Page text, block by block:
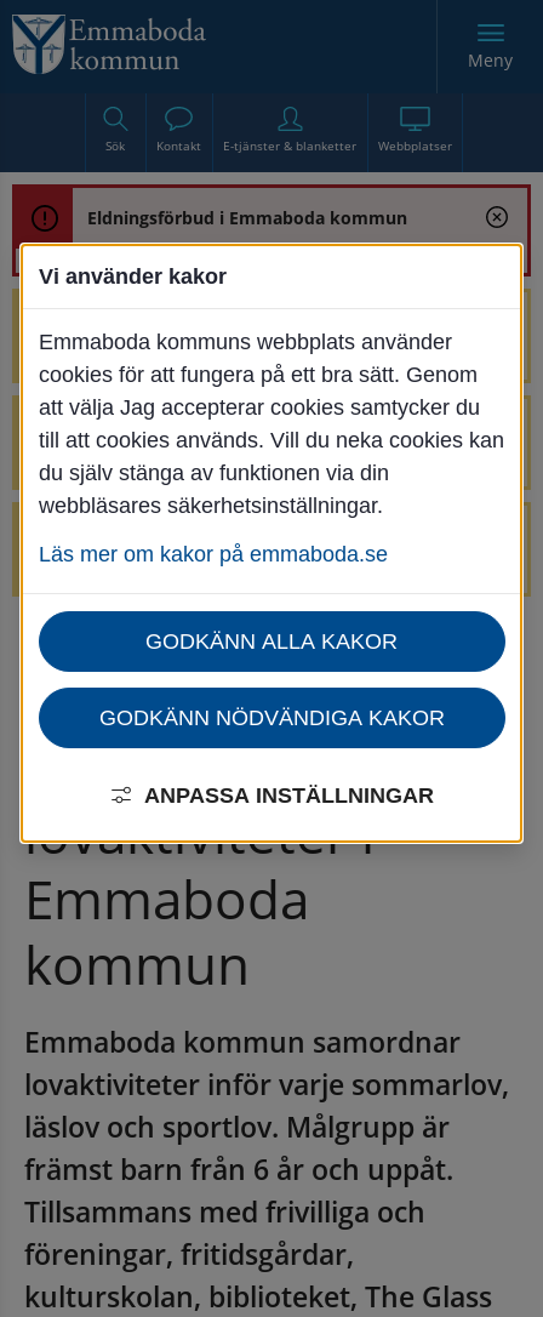
Sök Kontakt E-tjänster & blanketter Webbplatser
Meny
Eldningsförbud i Emmaboda kommun
renoveringen av Bjurbäcksbron
Tillfälliga avstängningar på Centrumtorget
v. 25-34
avstängda.
Startsida Uppleva & göra
Göra
Organiserade lovaktiviteter i Emmaboda kommun
Organiserade
lovaktiviteter i
Emmaboda
kommun
Emmaboda kommun samordnar
lovaktiviteter inför varje sommarlov,
läslov och sportlov. Målgrupp är
främst barn från 6 år och uppåt.
Tillsammans med frivilliga och
föreningar, fritidsgårdar,
kulturskolan, biblioteket, The Glass
Vi använder kakor
Emmaboda kommuns webbplats använder
cookies för att fungera på ett bra sätt. Genom
att välja Jag accepterar cookies samtycker du
till att cookies används. Vill du neka cookies kan
du själv stänga av funktionen via din
webbläsares säkerhetsinställningar.
Läs mer om kakor på emmaboda.se
GODKÄNN ALLA KAKOR
GODKÄNN NÖDVÄNDIGA KAKOR
ANPASSA INSTÄLLNINGAR